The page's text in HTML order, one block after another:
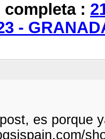
completa :
-
es porque